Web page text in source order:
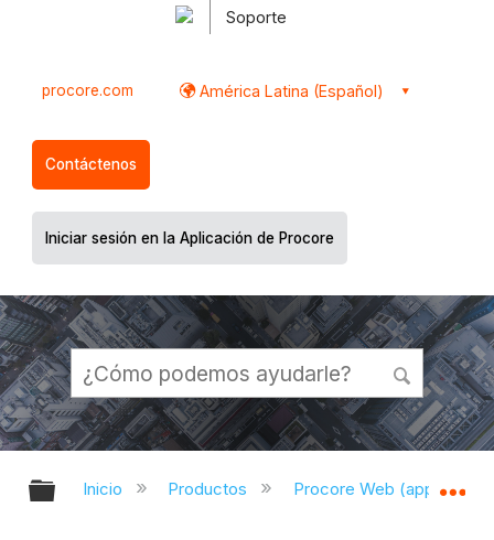
Soporte
procore.com América Latina (Español)
Contáctenos
Iniciar sesión en la Aplicación de Procore
Expandir/contraer jerarquía global
Inicio Productos Procore Web